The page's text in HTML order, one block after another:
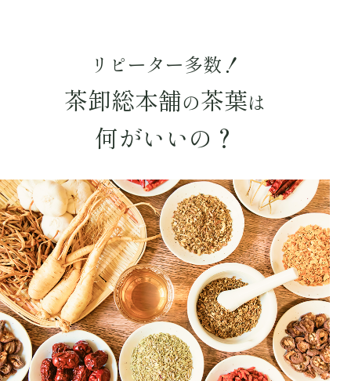
詳細検索
キーワードで探す
予算・価格で探す
〜 円
茶葉を選択
健康茶 ハーブティー 緑茶
中国茶
紅茶
リピーター多数！
茶卸総本舗の茶葉は
何がいいの？